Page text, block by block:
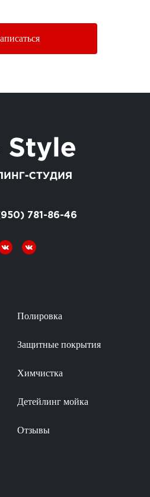
781-86-46
Полировка
Защитные покрытия
Химчистка
Детейлинг мойка
Отзывы